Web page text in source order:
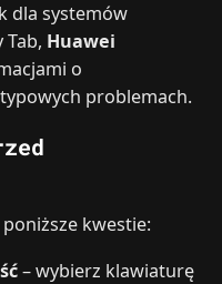
dla systemów
Tab, Huawei
o
problemach.
kwestie:
– wybierz klawiaturę